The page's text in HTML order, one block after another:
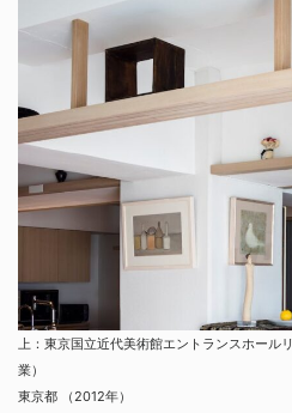
上：東京国立近代美術館エントランスホール
業）
東京都 （2012年）